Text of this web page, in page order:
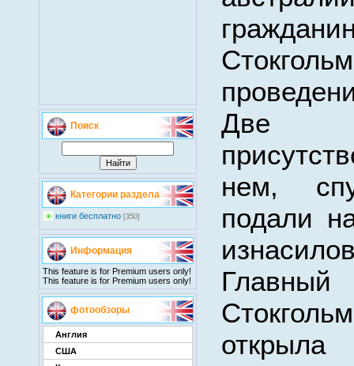
Поиск
Категории раздела
книги бесплатно [350]
Информация
This feature is for Premium users only!
This feature is for Premium users only!
фотообзоры
Англия
США
Две
нем,
подали